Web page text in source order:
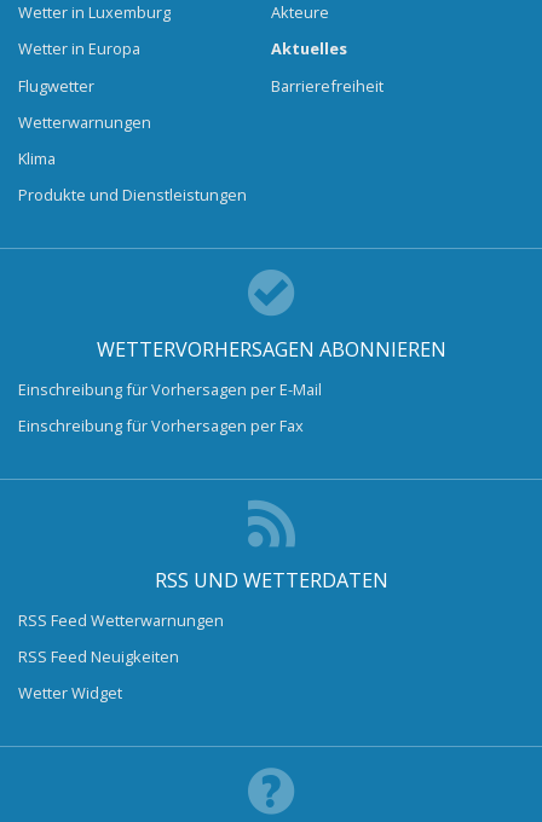
Wetter in Luxemburg
Wetter in Europa
Flugwetter
Wetterwarnungen
Klima
Produkte und Dienstleistungen
Akteure
Aktuelles
Barrierefreiheit
WETTERVORHERSAGEN ABONNIEREN
Einschreibung für Vorhersagen per E-Mail
Einschreibung für Vorhersagen per Fax
RSS UND WETTERDATEN
RSS Feed Wetterwarnungen
RSS Feed Neuigkeiten
Wetter Widget